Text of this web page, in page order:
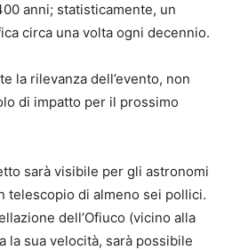
anni; statisticamente, un
circa una volta ogni decennio.
la rilevanza dell’evento, non
di impatto per il prossimo
sarà visibile per gli astronomi
telescopio di almeno sei pollici.
dell’Ofiuco (vicino alla
la sua velocità, sarà possibile